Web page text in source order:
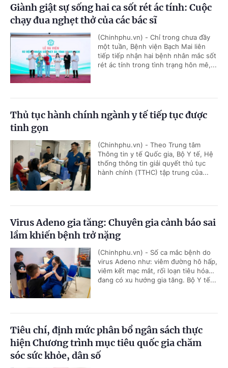
Giành giật sự sống hai ca sốt rét ác tính: Cuộc
chạy đua nghẹt thở của các bác sĩ
(Chinhphu.vn) - Chỉ trong chưa đầy
một tuần, Bệnh viện Bạch Mai liên
tiếp tiếp nhận hai bệnh nhân mắc sốt
rét ác tính trong tình trạng hôn mê,...
Thủ tục hành chính ngành y tế tiếp tục được
tinh gọn
(Chinhphu.vn) - Theo Trung tâm
Thông tin y tế Quốc gia, Bộ Y tế, Hệ
thống thông tin giải quyết thủ tục
hành chính (TTHC) tập trung của...
Virus Adeno gia tăng: Chuyên gia cảnh báo sai
lầm khiến bệnh trở nặng
(Chinhphu.vn) - Số ca mắc bệnh do
virus Adeno như: viêm đường hô hấp,
viêm kết mạc mắt, rối loạn tiêu hóa…
đang có xu hướng gia tăng. Bộ Y tế...
Tiêu chí, định mức phân bổ ngân sách thực
hiện Chương trình mục tiêu quốc gia chăm
sóc sức khỏe, dân số